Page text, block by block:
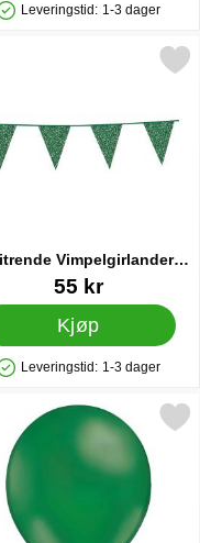
På lager
Leveringstid: 1-3 dager
favoritt
Vimpelgirlander
Grønn
31501
55 kr
Kjøp
På lager
Leveringstid: 1-3 dager
glitrende
som favoritt
ballonger